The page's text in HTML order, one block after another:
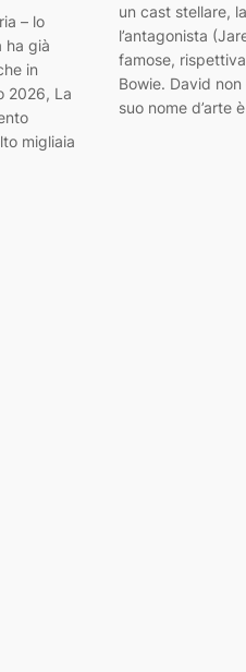
– lo
ha già
in
2026, La
migliaia
un cast stellare,
l’antagonista
famose,
Bowie. David
suo nome d’arte